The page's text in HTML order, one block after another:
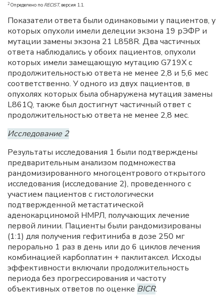
2 Определено по RECIST, версия 1.1.
Показатели ответа были одинаковыми у пациентов, у
которых опухоли имели делеции экзона 19 рЭФР и
мутации замены экзона 21 L858R. Два частичных
ответа наблюдались у обоих пациентов, опухоли
которых имели замещающую мутацию G719X с
продолжительностью ответа не менее 2,8 и 5,6 мес
соответственно. У одного из двух пациентов, в
опухолях которых была обнаружена мутация замены
L861Q, также был достигнут частичный ответ с
продолжительностью ответа не менее 2,8 мес.
Исследование 2
Результаты исследования 1 были подтверждены
предварительным анализом подмножества
рандомизированного многоцентрового открытого
исследования (исследование 2), проведенного с
участием пациентов с гистологически
подтвержденной метастатической
аденокарциномой НМРЛ, получающих лечение
первой линии. Пациенты были рандомизированы
(1:1) для получения гефитиниба в дозе 250 мг
перорально 1 раз в день или до 6 циклов лечения
комбинацией карбоплатин + паклитаксел. Исходы
эффективности включали продолжительность
периода без прогрессирования и частоту
объективных ответов по оценке BICR.